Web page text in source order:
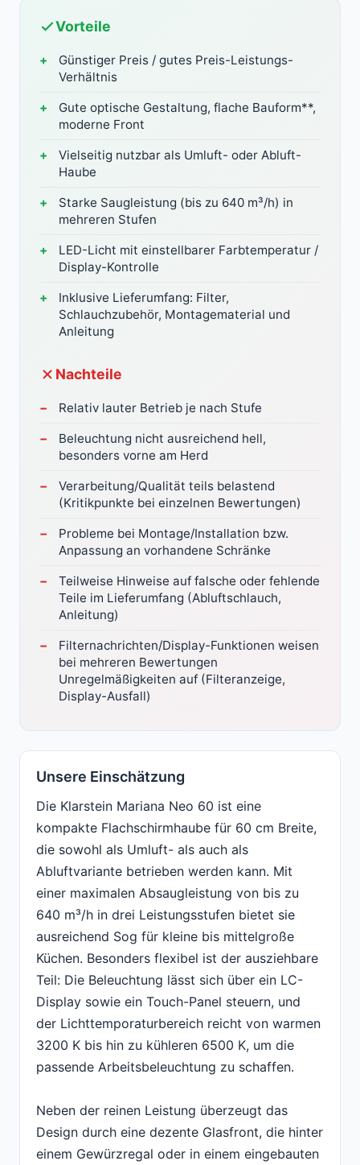
Vorteile
Günstiger Preis / gutes Preis-Leistungs-
Verhältnis
Gute optische Gestaltung, flache Bauform**,
moderne Front
Vielseitig nutzbar als Umluft- oder Abluft-
Haube
Starke Saugleistung (bis zu 640 m³/h) in
mehreren Stufen
LED-Licht mit einstellbarer Farbtemperatur /
Display-Kontrolle
Inklusive Lieferumfang: Filter,
Schlauchzubehör, Montagematerial und
Anleitung
Nachteile
Relativ lauter Betrieb je nach Stufe
Beleuchtung nicht ausreichend hell,
besonders vorne am Herd
Verarbeitung/Qualität teils belastend
(Kritikpunkte bei einzelnen Bewertungen)
Probleme bei Montage/Installation bzw.
Anpassung an vorhandene Schränke
Teilweise Hinweise auf falsche oder fehlende
Teile im Lieferumfang (Abluftschlauch,
Anleitung)
Filternachrichten/Display-Funktionen weisen
bei mehreren Bewertungen
Unregelmäßigkeiten auf (Filteranzeige,
Display-Ausfall)
Unsere Einschätzung
Die Klarstein Mariana Neo 60 ist eine
kompakte Flachschirmhaube für 60 cm Breite,
die sowohl als Umluft- als auch als
Abluftvariante betrieben werden kann. Mit
einer maximalen Absaugleistung von bis zu
640 m³/h in drei Leistungsstufen bietet sie
ausreichend Sog für kleine bis mittelgroße
Küchen. Besonders flexibel ist der ausziehbare
Teil: Die Beleuchtung lässt sich über ein LC-
Display sowie ein Touch-Panel steuern, und
der Lichttempora­turbereich reicht von warmen
3200 K bis hin zu kühleren 6500 K, um die
passende Arbeitsbeleuchtung zu schaffen.
Neben der reinen Leistung überzeugt das
Design durch eine dezente Glasfront, die hinter
einem Gewürzregal oder in einem eingebauten